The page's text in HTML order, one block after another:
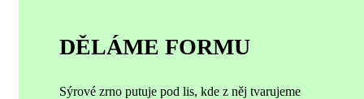
DĚLÁME FORMU
Sýrové zrno putuje pod lis, kde z něj tvarujeme